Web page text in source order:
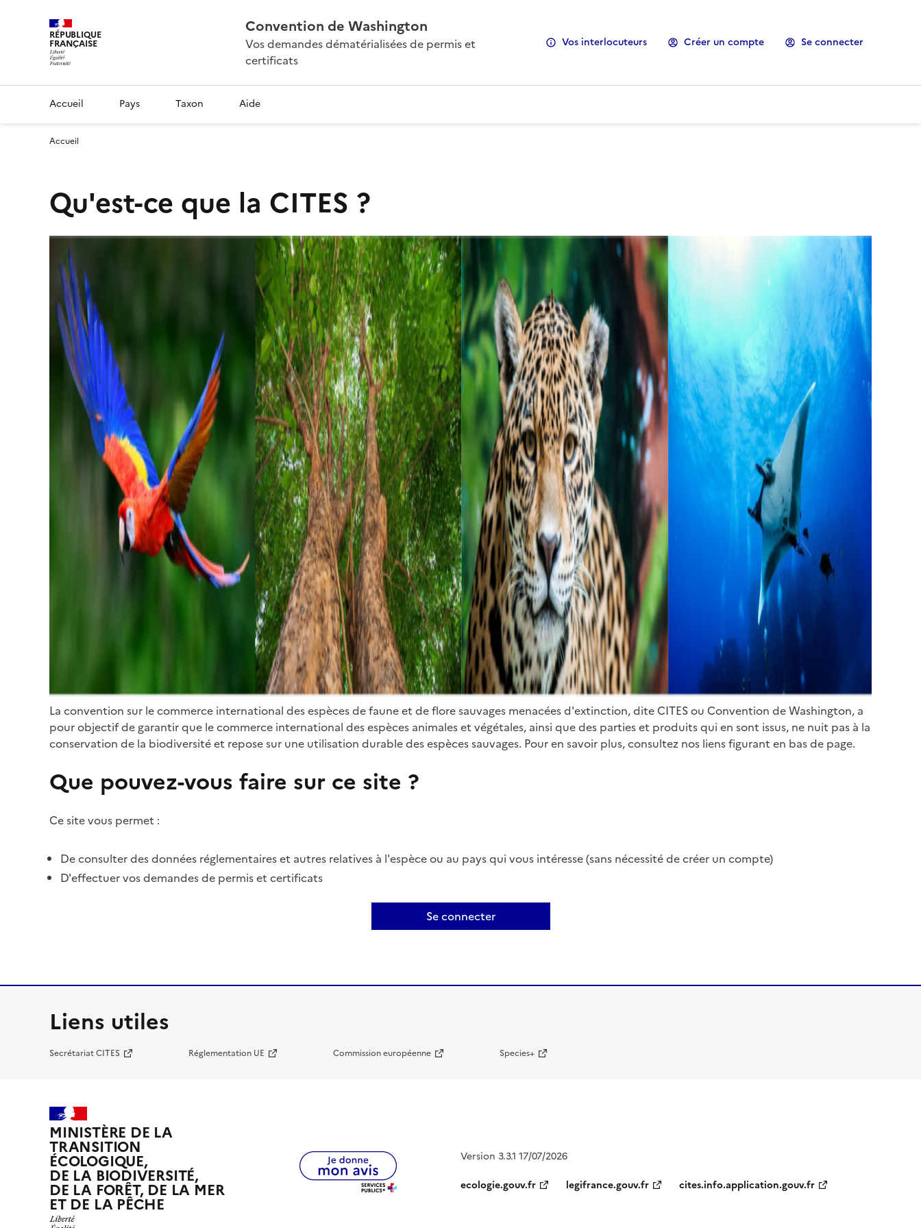
RÉPUBLIQUE
FRANÇAISE
Convention de Washington
Vos demandes dématérialisées de permis et
certificats
Vos interlocuteurs Créer un compte Se connecter
Accueil Pays Taxon Aide
Accueil
Qu'est-ce que la CITES ?
La convention sur le commerce international des espèces de faune et de flore sauvages menacées d'extinction, dite CITES ou Convention de Washington, a
pour objectif de garantir que le commerce international des espèces animales et végétales, ainsi que des parties et produits qui en sont issus, ne nuit pas à la
conservation de la biodiversité et repose sur une utilisation durable des espèces sauvages. Pour en savoir plus, consultez nos liens figurant en bas de page.
Que pouvez-vous faire sur ce site ?
Ce site vous permet :
De consulter des données réglementaires et autres relatives à l'espèce ou au pays qui vous intéresse (sans nécessité de créer un compte)
D'effectuer vos demandes de permis et certificats
Se connecter
Liens utiles
Secrétariat CITES Réglementation UE Commission européenne Species+
MINISTÈRE DE LA
TRANSITION
ÉCOLOGIQUE,
DE LA BIODIVERSITÉ,
DE LA FORÊT, DE LA MER
ET DE LA PÊCHE
Version 3.3.1 17/07/2026
ecologie.gouv.fr
legifrance.gouv.fr cites.info.application.gouv.fr